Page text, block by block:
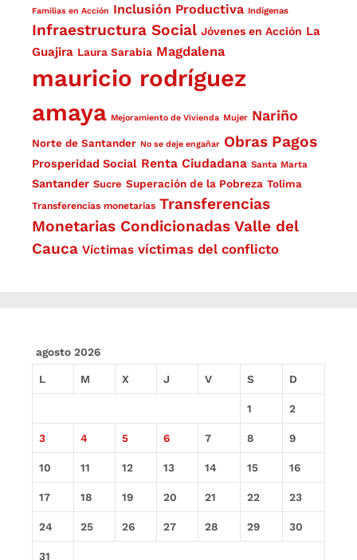
Familias en Acción Inclusión Productiva Indígenas
Infraestructura Social Jóvenes en Acción La
Guajira Laura Sarabia Magdalena
mauricio rodríguez
amaya Mejoramiento de Vivienda Mujer Nariño
Norte de Santander No se deje engañar Obras Pagos
Prosperidad Social Renta Ciudadana Santa Marta
Santander Sucre Superación de la Pobreza Tolima
Transferencias monetarias Transferencias
Monetarias Condicionadas Valle del
Cauca Víctimas víctimas del conflicto
agosto 2026
L M X J V S D
1 2
3 4 5 6 7 8 9
10 11 12 13 14 15 16
17 18 19 20 21 22 23
24 25 26 27 28 29 30
31